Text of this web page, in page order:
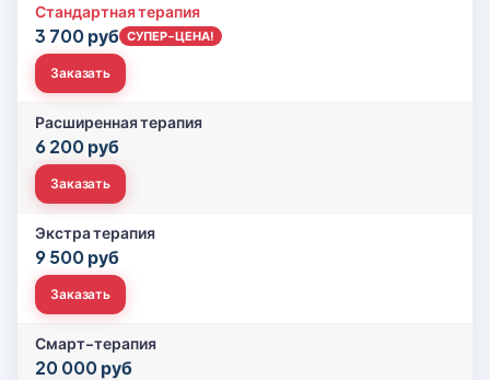
Стандартная терапия
3 700 руб СУПЕР-ЦЕНА!
Заказать
Расширенная терапия
6 200 руб
Заказать
Экстра терапия
9 500 руб
Заказать
Смарт-терапия
20 000 руб